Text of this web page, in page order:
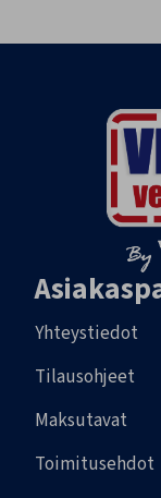
Yhteystiedot
Tilausohjeet
Maksutavat
Toimitusehdot